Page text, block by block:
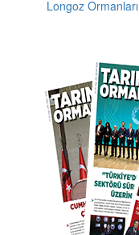
Longoz Ormanları